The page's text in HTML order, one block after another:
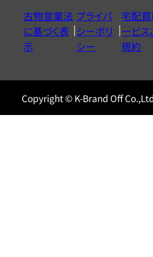
ヤ
ル
0120604117
古物営業法
に基づく表
示
プライバ
シーポリ
シー
宅配
ービス
規約
Copyright © K-Brand Off